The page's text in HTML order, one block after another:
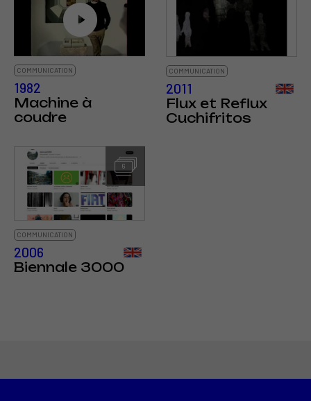
COMMUNICATION
1982
Machine à
coudre
COMMUNICATION
2011
Flux et Reflux
Cuchifritos
6
COMMUNICATION
2006
Biennale 3000